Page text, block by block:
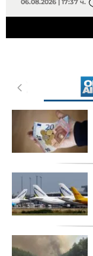
06.08.2026 | 17:37 ч.